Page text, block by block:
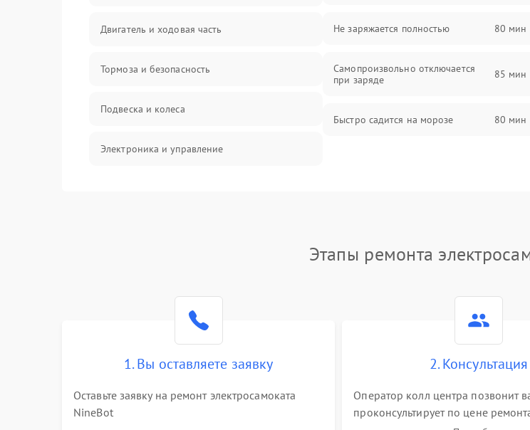
Двигатель и ходовая часть
Тормоза и безопасность
Подвеска и колеса
Электроника и управление
Механические повреждения
Не заряжается полностью 80 мин
Самопроизвольно отключается
при заряде
85 мин
Быстро садится на морозе 80 мин
Этапы ремонта
1. Вы оставляете заявку
Оставьте заявку на ремонт электросамоката
NineBot
2. Консультация
Оператор колл центра позвонит
проконсультирует по цене